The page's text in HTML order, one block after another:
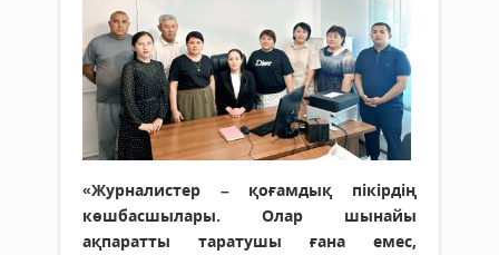
«Журналистер – қоғамдық пікірдің
көшбасшылары. Олар шынайы
ақпаратты таратушы ғана емес,